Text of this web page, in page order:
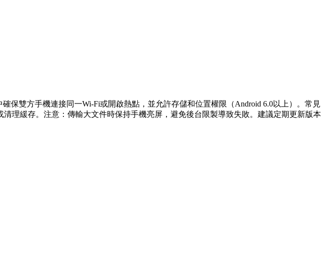
保雙方手機連接同一Wi-Fi或開啟熱點，並允許存儲和位置權限（Android 6.0以上）。常見
理緩存。注意：傳輸大文件時保持手機亮屏，避免後台限製導致失敗。建議定期更新版本